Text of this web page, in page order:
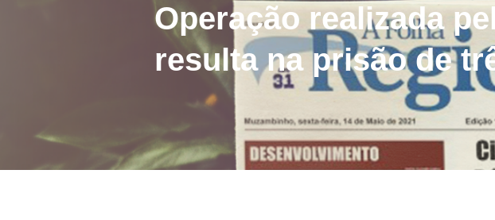
Operação realizada
resulta na prisão de